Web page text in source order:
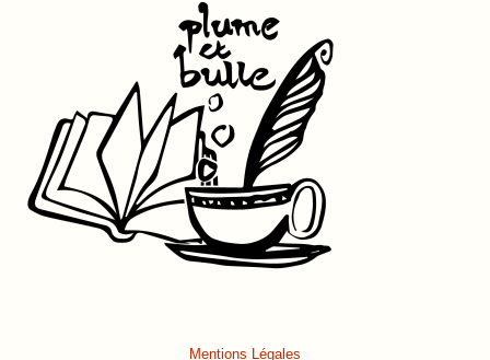
Mentions Légales